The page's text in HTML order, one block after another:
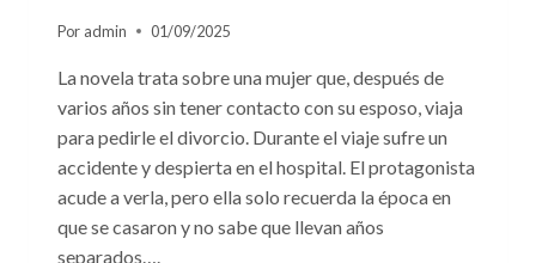
Por admin 01/09/2025
La novela trata sobre una mujer que, después de
varios años sin tener contacto con su esposo, viaja
para pedirle el divorcio. Durante el viaje sufre un
accidente y despierta en el hospital. El protagonista
acude a verla, pero ella solo recuerda la época en
que se casaron y no sabe que llevan años
separados….